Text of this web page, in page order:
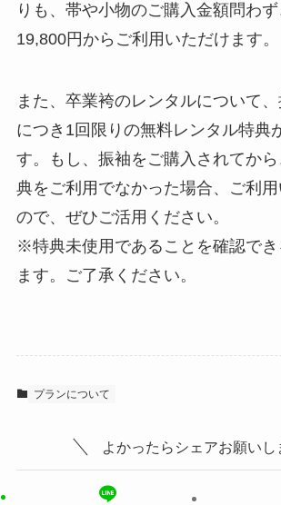
りも、帯や小物のご購入金額問わ
19,800円からご利用いただけます。
また、卒業袴のレンタルについて
につき1回限りの無料レンタル特典
す。もし、振袖をご購入されてか
典をご利用でなかった場合、ご利
ので、ぜひご活用ください。
※特典未使用であることを確認でき
ます。ご了承ください。
プランについて
よかったらシェアお願いし